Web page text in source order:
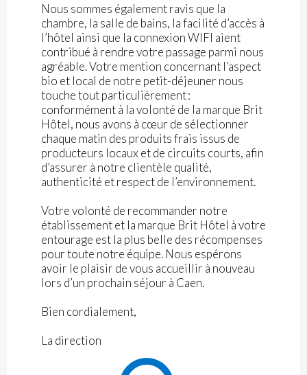
Nous sommes également ravis que la
chambre, la salle de bains, la facilité d’accès à
l’hôtel ainsi que la connexion WIFI aient
contribué à rendre votre passage parmi nous
agréable. Votre mention concernant l’aspect
bio et local de notre petit-déjeuner nous
touche tout particulièrement :
conformément à la volonté de la marque Brit
Hôtel, nous avons à cœur de sélectionner
chaque matin des produits frais issus de
producteurs locaux et de circuits courts, afin
d’assurer à notre clientèle qualité,
authenticité et respect de l’environnement.
Votre volonté de recommander notre
établissement et la marque Brit Hôtel à votre
entourage est la plus belle des récompenses
pour toute notre équipe. Nous espérons
avoir le plaisir de vous accueillir à nouveau
lors d’un prochain séjour à Caen.
Bien cordialement,
La direction